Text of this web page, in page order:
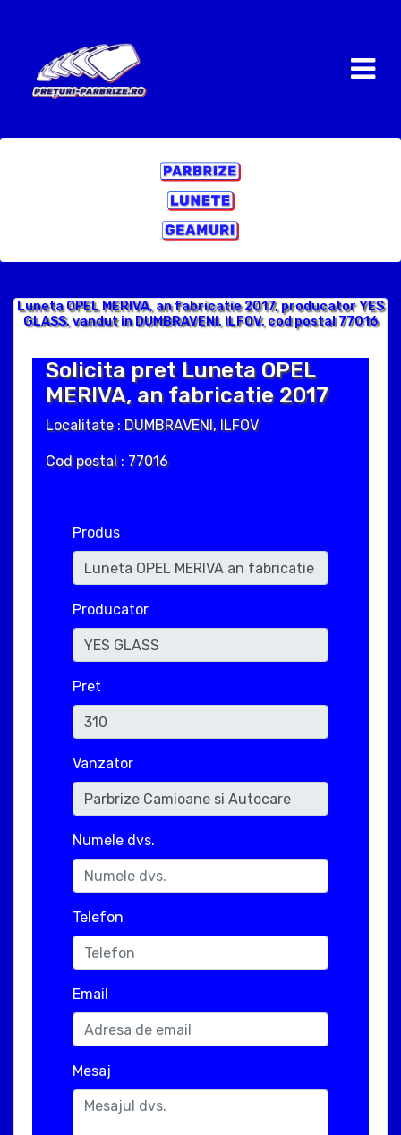
Luneta OPEL MERIVA, an fabricatie 2017, producator YES
GLASS, vandut in DUMBRAVENI, ILFOV, cod postal 77016
Solicita pret Luneta OPEL
MERIVA, an fabricatie 2017
Localitate : DUMBRAVENI, ILFOV
Cod postal : 77016
Produs
Producator
Pret
Vanzator
Numele dvs.
Telefon
Email
Mesaj